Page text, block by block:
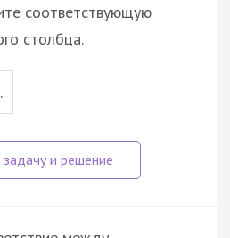
соответствующую
столбца.